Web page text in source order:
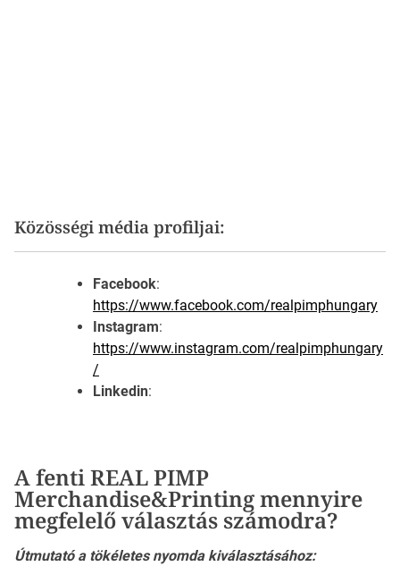
Közösségi média profiljai:
Facebook:
https://www.facebook.com/realpimphungary
Instagram:
https://www.instagram.com/realpimphungary
/
Linkedin:
A fenti REAL PIMP
Merchandise&Printing mennyire
megfelelő választás számodra?
Útmutató a tökéletes nyomda kiválasztásához: